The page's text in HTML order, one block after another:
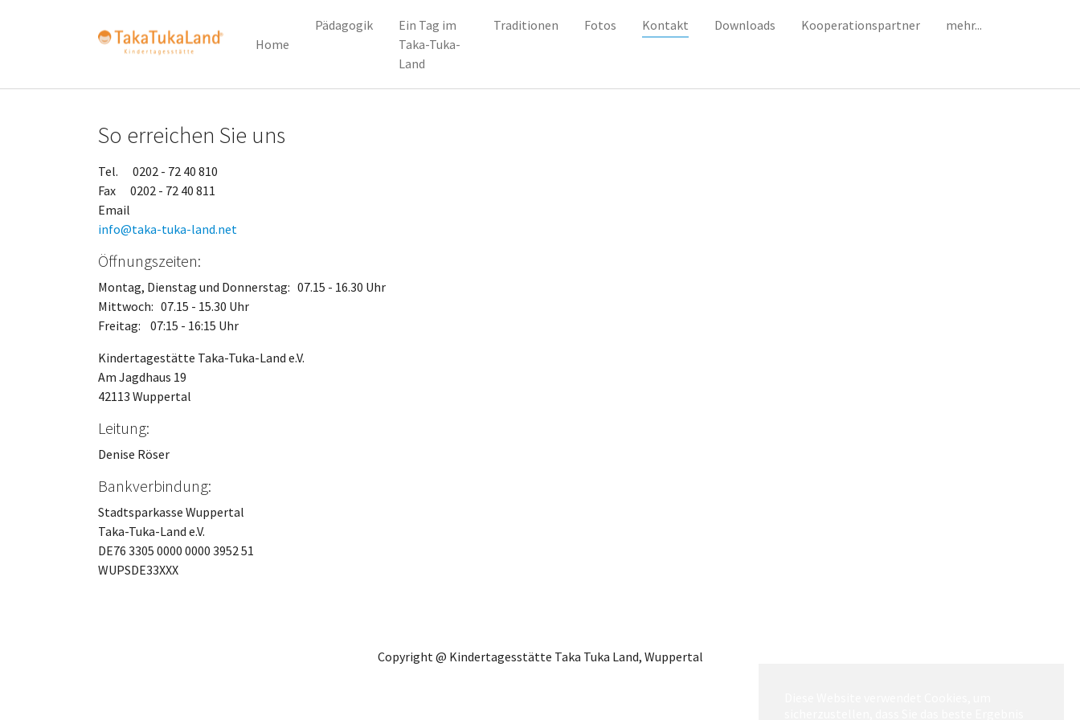
Home
Pädagogik
Ein Tag im
Taka-Tuka-
Land
Traditionen Fotos Kontakt (current)Downloads Kooperationspartner mehr...
So erreichen Sie uns
Tel. 0202 - 72 40 810
Fax 0202 - 72 40 811
Email
info@taka-tuka-land.net
Öffnungszeiten:
Montag, Dienstag und Donnerstag: 07.15 - 16.30 Uhr
Mittwoch: 07.15 - 15.30 Uhr
Freitag: 07:15 - 16:15 Uhr
Kindertagestätte Taka-Tuka-Land e.V.
Am Jagdhaus 19
42113 Wuppertal
Leitung:
Denise Röser
Bankverbindung:
Stadtsparkasse Wuppertal
Taka-Tuka-Land e.V.
DE76 3305 0000 0000 3952 51
WUPSDE33XXX
Copyright @ Kindertagesstätte Taka Tuka Land, Wuppertal